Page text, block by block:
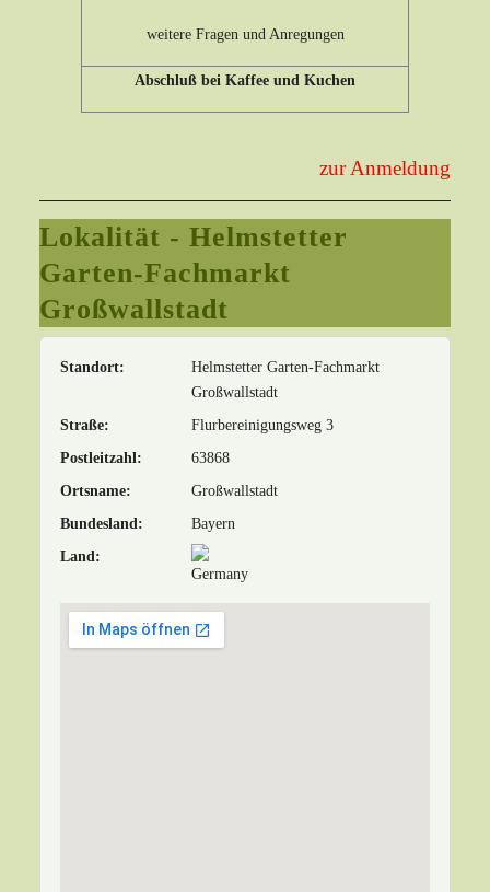
weitere Fragen und Anregungen
Abschluß bei Kaffee und Kuchen
zur Anmeldung
Lokalität - Helmstetter
Garten-Fachmarkt
Großwallstadt
Standort:
Helmstetter Garten-Fachmarkt
Großwallstadt
Straße: Flurbereinigungsweg 3
Postleitzahl: 63868
Ortsname: Großwallstadt
Bundesland: Bayern
Land: